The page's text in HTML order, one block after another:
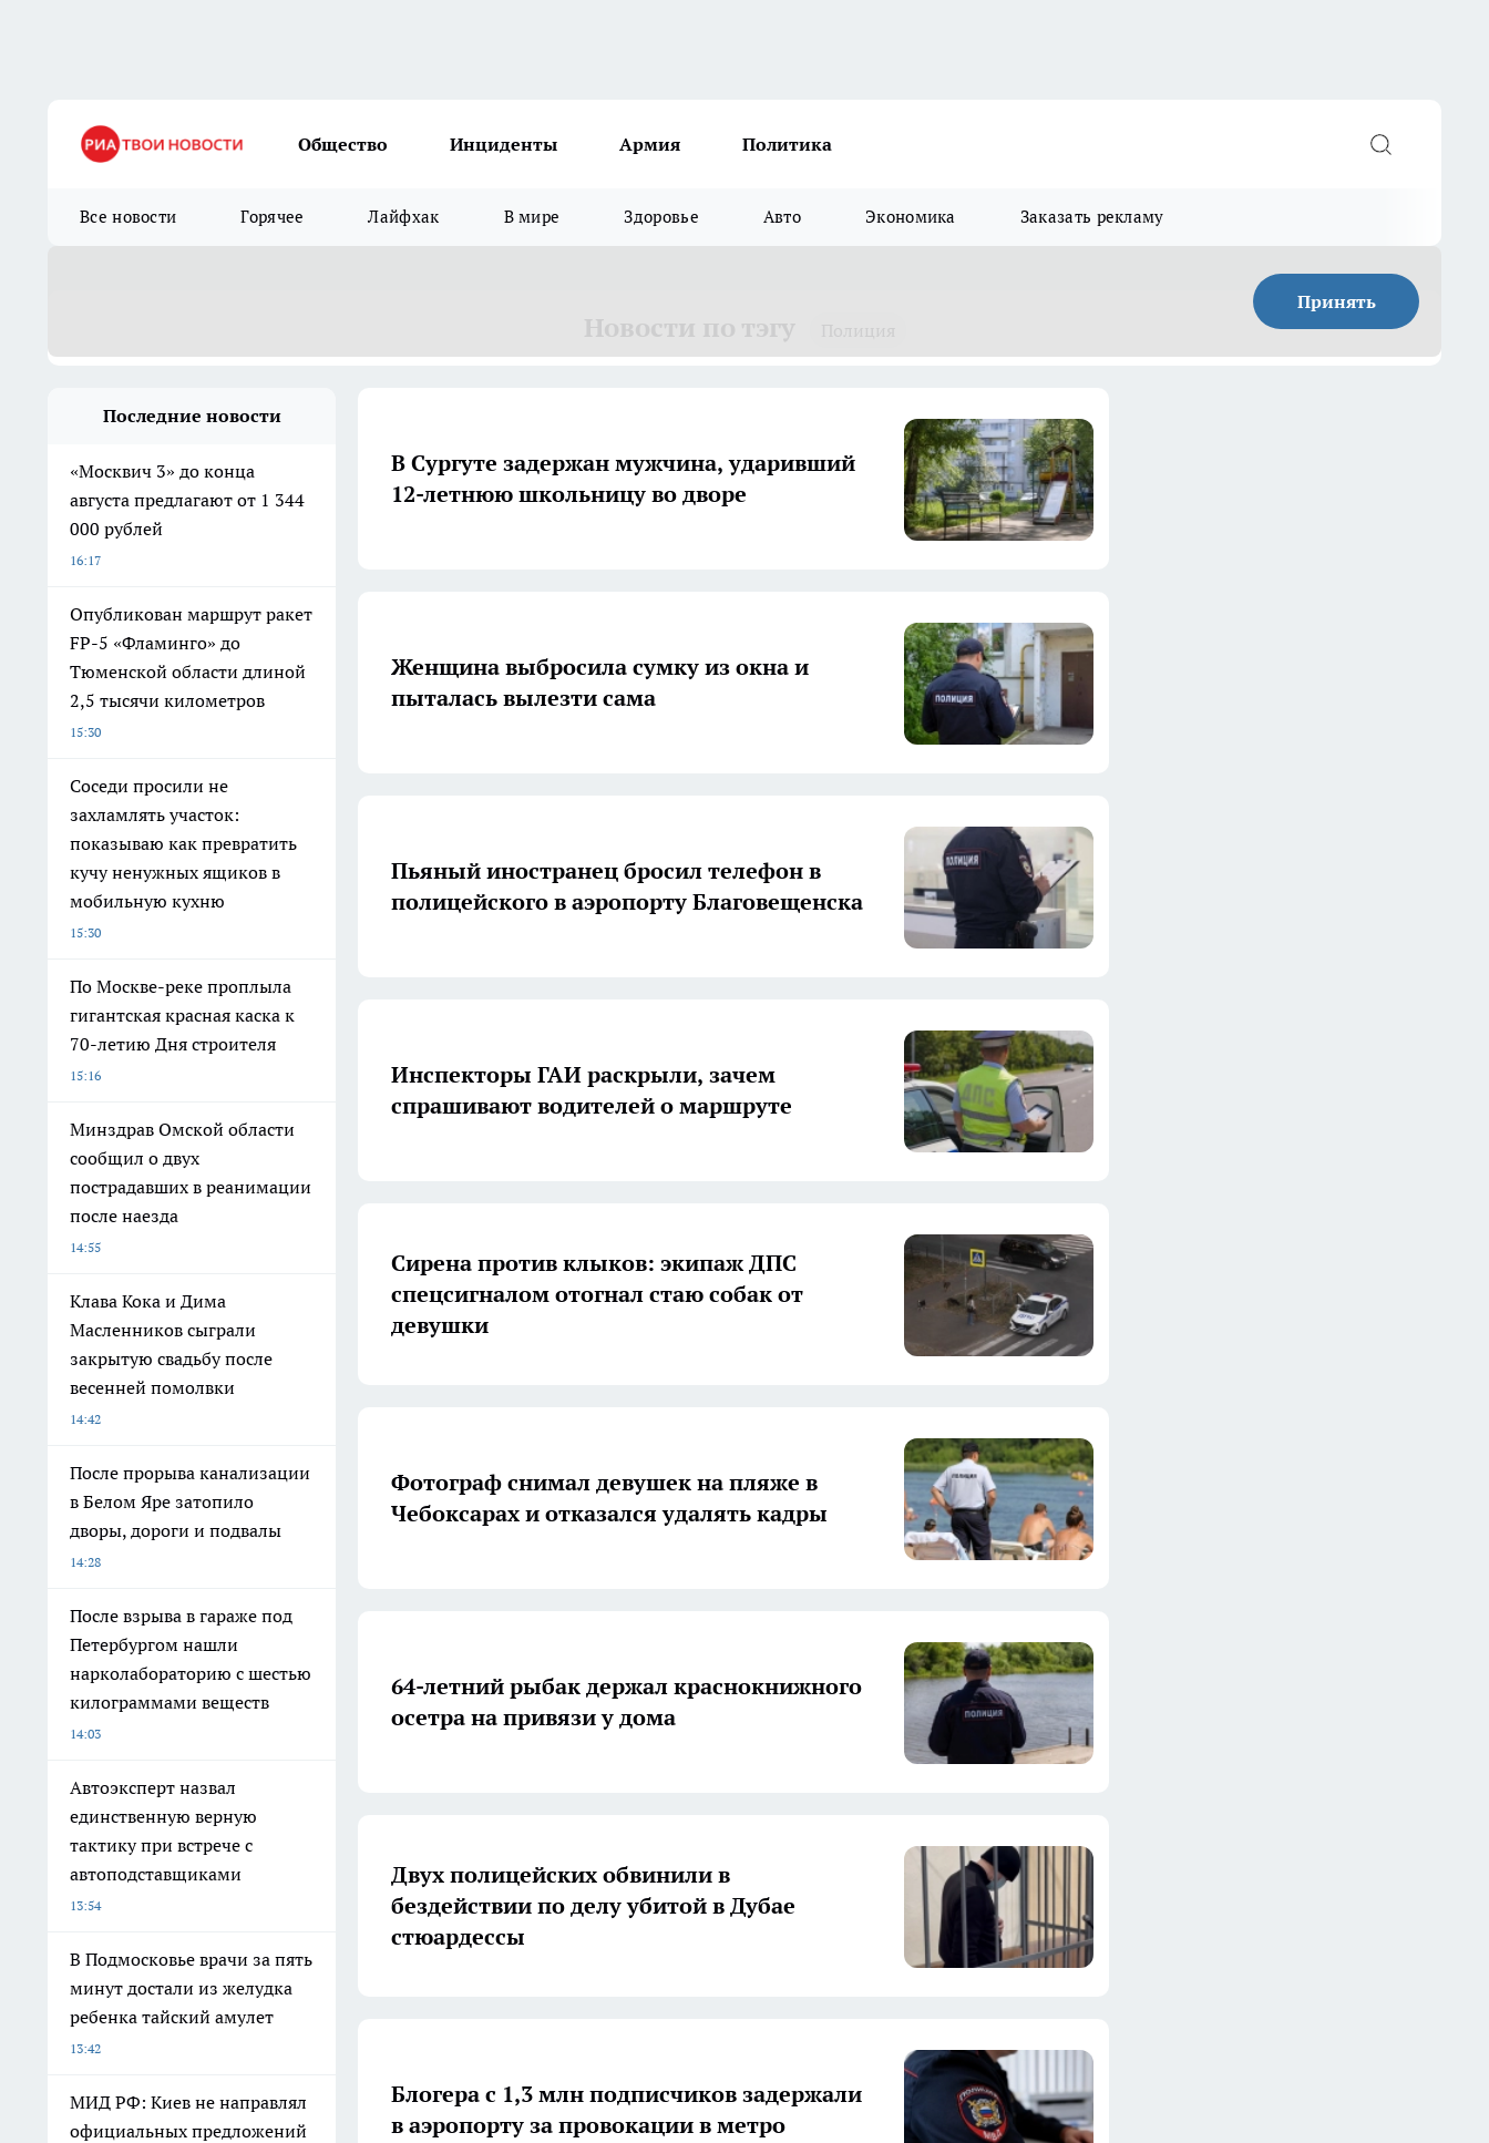
Общество Инциденты Армия Политика
Все новости Горячее Лайфхак В мире Здоровье Авто Экономика Заказать рекламу
Принять
Последние новости
«Москвич 3» до конца
августа предлагают от 1 344
000 рублей
16:17
Опубликован маршрут ракет
FP-5 «Фламинго» до
Тюменской области длиной
2,5 тысячи километров
15:30
Соседи просили не
захламлять участок:
показываю как превратить
кучу ненужных ящиков в
мобильную кухню
15:30
По Москве-реке проплыла
гигантская красная каска к
70-летию Дня строителя
15:16
Минздрав Омской области
сообщил о двух
пострадавших в реанимации
после наезда
14:55
Клава Кока и Дима
Масленников сыграли
закрытую свадьбу после
весенней помолвки
14:42
После прорыва канализации
в Белом Яре затопило
дворы, дороги и подвалы
14:28
После взрыва в гараже под
Петербургом нашли
нарколабораторию с шестью
килограммами веществ
14:03
Автоэксперт назвал
единственную верную
тактику при встрече с
автоподставщиками
13:54
В Подмосковье врачи за пять
минут достали из желудка
ребенка тайский амулет
13:42
МИД РФ: Киев не направлял
официальных предложений
В Сургуте задержан мужчина, ударивший
12-летнюю школьницу во дворе
Женщина выбросила сумку из окна и
пыталась вылезти сама
Пьяный иностранец бросил телефон в
полицейского в аэропорту Благовещенска
Инспекторы ГАИ раскрыли, зачем
спрашивают водителей о маршруте
Сирена против клыков: экипаж ДПС
спецсигналом отогнал стаю собак от
девушки
Фотограф снимал девушек на пляже в
Чебоксарах и отказался удалять кадры
64-летний рыбак держал краснокнижного
осетра на привязи у дома
Двух полицейских обвинили в
бездействии по делу убитой в Дубае
стюардессы
Блогера с 1,3 млн подписчиков задержали
в аэропорту за провокации в метро